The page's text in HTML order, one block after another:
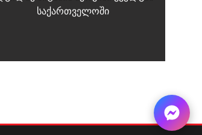
საქართველოში